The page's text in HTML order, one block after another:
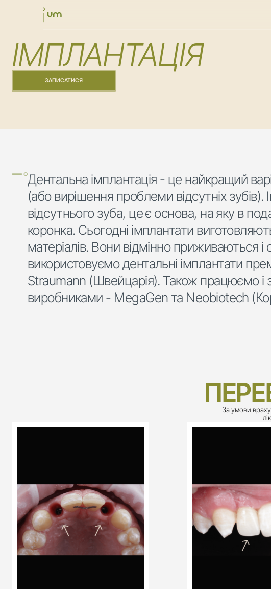
ІМПЛАНТАЦІЯ
ЗАПИСАТИСЯ
Дентальна імплантація - це найкращий
(або вирішення проблеми відсутніх зубів).
відсутнього зуба, це є основа, на яку в
коронка. Сьогодні імплантати
матеріалів. Вони відмінно приживаються і
використовуємо дентальні імплантати
Straumann (Швейцарія). Також працюємо і
виробниками - MegaGen та Neobiotech
За умови